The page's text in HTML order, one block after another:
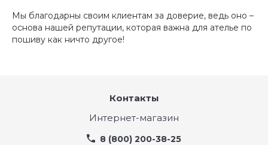
Мы благодарны своим клиентам за доверие, ведь оно –
основа нашей репутации, которая важна для ателье по
пошиву как ничто другое!
Контакты
Интернет-магазин
8 (800) 200-38-25